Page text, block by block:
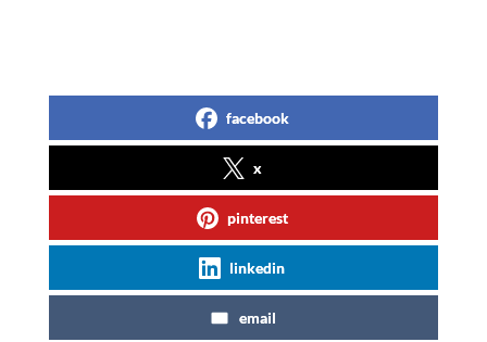
facebook
x
pinterest
linkedin
email